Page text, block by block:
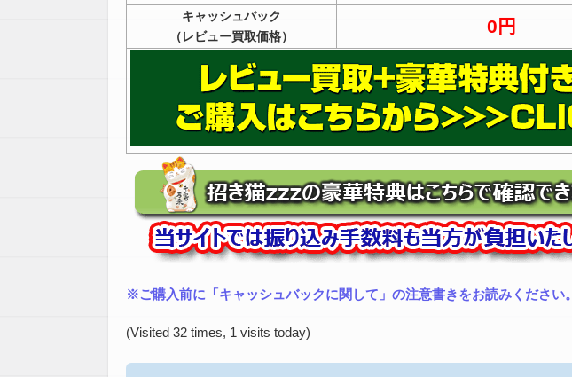
キャッシュバック
（レビュー買取価格）
0円
※ご購入前に「キャッシュバックに関して」の注意書きをお読みください。
(Visited 32 times, 1 visits today)